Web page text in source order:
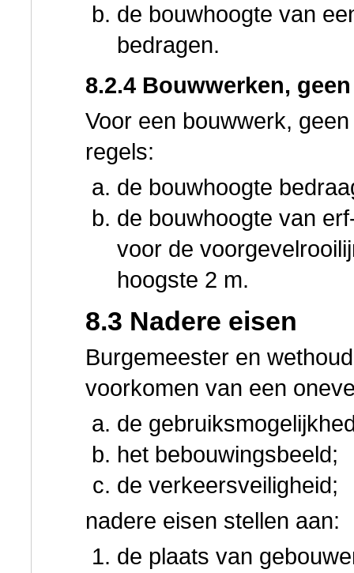
de bouwhoogte van
bedragen.
8.2.4 Bouwwerken,
Voor een bouwwerk,
regels:
de bouwhoogte
de bouwhoogte van
voor de
hoogste 2 m.
8.3 Nadere eisen
Burgemeester en
voorkomen van een
de
het bebouwingsbeeld;
de verkeersveiligheid;
nadere eisen stellen aan:
de plaats van